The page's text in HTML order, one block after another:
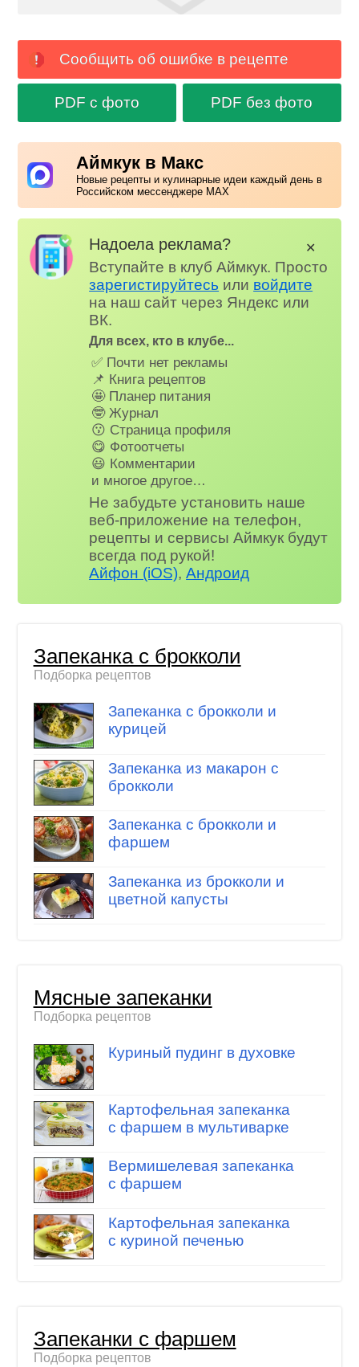
Сообщить об ошибке в рецепте
PDF с фото PDF без фото
Аймкук в Макс
Новые рецепты и кулинарные идеи каждый день в
Российском мессенджере MAX
Надоела реклама?
Вступайте в клуб Аймкук. Просто
зарегистируйтесь или войдите
на наш сайт через Яндекс или
ВК.
Для всех, кто в клубе...
✅ Почти нет рекламы
📌 Книга рецептов
🤩 Планер питания
🤓 Журнал
😗 Страница профиля
😋 Фотоотчеты
😃 Комментарии
и многое другое…
Не забудьте установить наше
веб-приложение на телефон,
рецепты и сервисы Аймкук будут
всегда под рукой!
Айфон (iOS),Андроид
✕
Запеканка с брокколи
Подборка рецептов
Запеканка с брокколи и
курицей
Запеканка из макарон с
брокколи
Запеканка с брокколи и
фаршем
Запеканка из брокколи и
цветной капусты
Мясные запеканки
Подборка рецептов
Куриный пудинг в духовке
Картофельная запеканка
с фаршем в мультиварке
Вермишелевая запеканка
с фаршем
Картофельная запеканка
с куриной печенью
Запеканки с фаршем
Подборка рецептов